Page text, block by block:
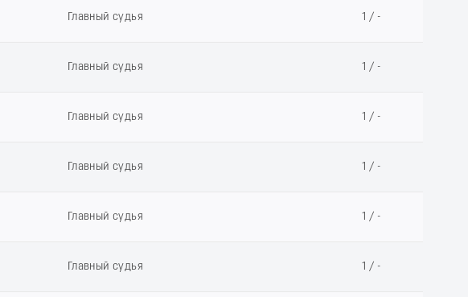
Главный судья 1 / -
Главный судья 1 / -
Главный судья 1 / -
Главный судья 1 / -
Главный судья 1 / -
Главный судья 1 / -